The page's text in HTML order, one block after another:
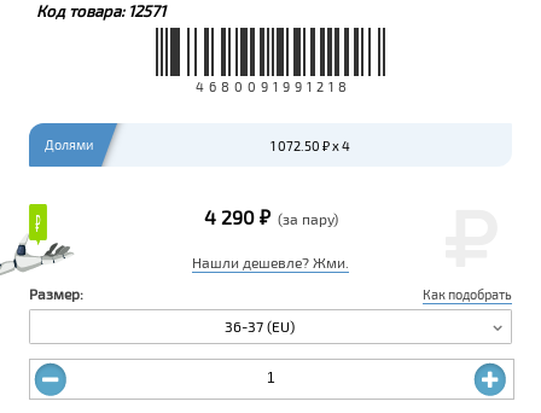
Код товара: 12571
4680091991218
₽
₽
Долями 1 072.50 ₽ x 4
4 290 ₽ (за пару)
Нашли дешевле? Жми.
Размер:
Как подобрать
36-37 (EU)